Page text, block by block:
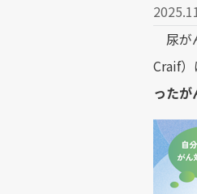
尿が
Craif）
った